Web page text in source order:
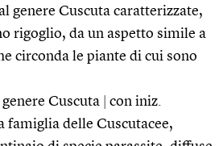
genere Cuscuta caratterizzate,
rigoglio, da un aspetto simile a
circonda le piante di cui sono
Cuscuta
con iniz.
famiglia delle Cuscutacee,